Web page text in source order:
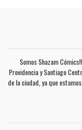
Somos Shazam
Providencia y Santiago
de la ciudad, ya que